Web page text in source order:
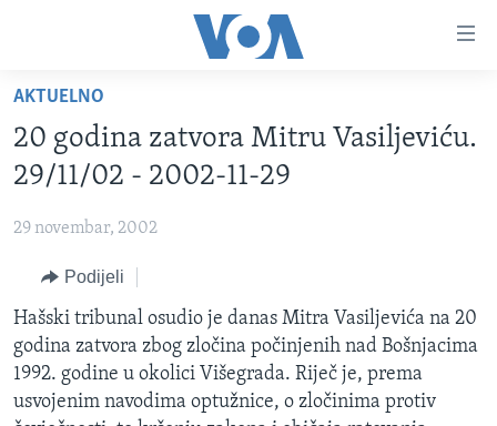
glavni
sadržaj
Pređi
na
glavnu
pretragu
TV PROGRAM
VIDEO
VIJESTI
SJEDINJENE AMERIČKE DRŽAVE
BOSNA I HERCEGOVINA
NAUKA I TEHNOLOGIJA
SPECIJALNI PROJEKTI
KORUPCIJA
SLOBODA MEDIJA
AKTUELNO
20 godina zatvora Mitru Vasiljeviću.
29/11/02 - 2002-11-29
29 novembar, 2002
Podijeli
Hašski tribunal osudio je danas Mitra Vasiljevića na 20
godina zatvora zbog zločina počinjenih nad Bošnjacima
1992. godine u okolici Višegrada. Riječ je, prema
usvojenim navodima optužnice, o zločinima protiv